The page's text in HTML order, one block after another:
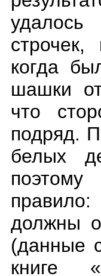
когда
шашки
что
подряд.
белых
должны
(данные
книге